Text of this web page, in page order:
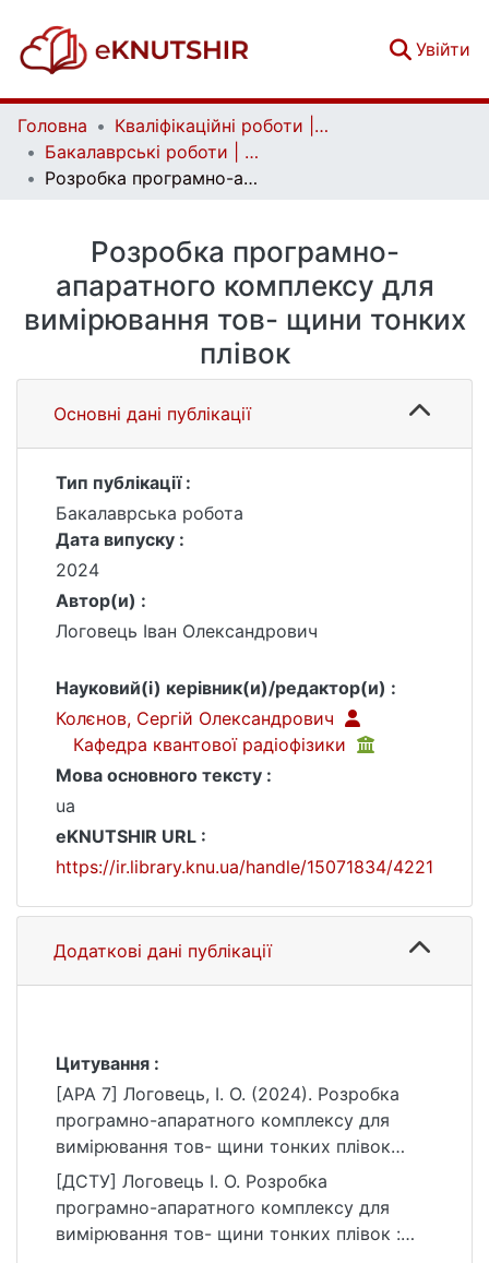
Увійти
Головна
Кваліфікаційні роботи | Qualifying works
Бакалаврські роботи | Bachelor theses
Розробка програмно-апаратного комплексу для вимірювання тов- щини тонких плівок
Розробка програмно-
апаратного комплексу для
вимірювання тов- щини тонких
плівок
Основні дані публікації
Тип публікації :
Бакалаврська робота
Дата випуску :
2024
Автор(и) :
Логовець Іван Олександрович
Науковий(і) керівник(и)/редактор(и) :
Колєнов, Сергій Олександрович
Кафедра квантової радіофізики
Мова основного тексту :
ua
eKNUTSHIR URL :
https://ir.library.knu.ua/handle/15071834/4221
Додаткові дані публікації
Цитування :
[APA 7] Логовець, І. О. (2024). Розробка
програмно-апаратного комплексу для
вимірювання тов- щини тонких плівок
[Бакалаврська робота, Київський
національний університет імені Тараса
Шевченка]. eKNUTSHIR.
https://ir.library.knu.ua/handle/15071834/4221
[ДСТУ] Логовець І. О. Розробка
програмно-апаратного комплексу для
вимірювання тов- щини тонких плівок :